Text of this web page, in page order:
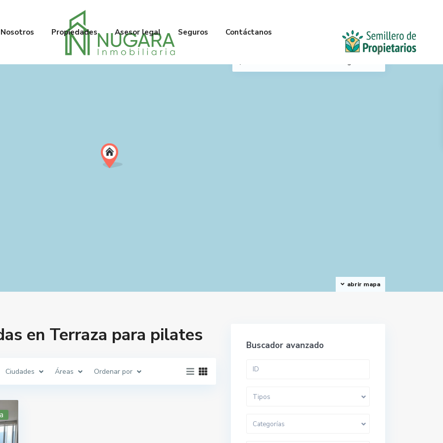
Nosotros Propiedades Asesor legal Seguros Contáctanos
abrir mapa
en Terraza para pilates
Ciudades Áreas Ordenar por
Buscador avanzado
Tipos
Categorías